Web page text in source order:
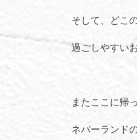
そして、どこ
過ごしやすい
またここに帰
ネバーランド